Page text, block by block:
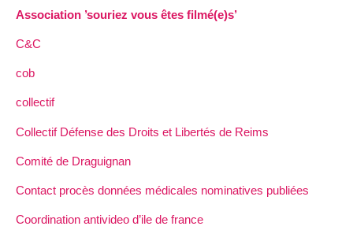
Association ’souriez vous êtes filmé(e)s’
C&C
cob
collectif
Collectif Défense des Droits et Libertés de Reims
Comité de Draguignan
Contact procès données médicales nominatives publiées
Coordination antivideo d’ile de france